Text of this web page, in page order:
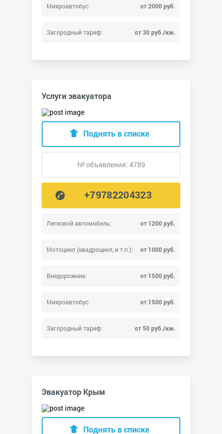
Микроавтобус: от 2000 руб.
Загородный тариф: от 30 руб./км.
Услуги эвакуатора
Легковой автомобиль: от 1200 руб.
Мотоцикл (квадроцикл, и т.п.): от 1000 руб.
Внедорожник: от 1500 руб.
Микроавтобус: от 1500 руб.
Загородный тариф: от 50 руб./км.
Поднять в списке
№ объявления: 4789
+79782204323
Эвакуатор Крым
Поднять в списке